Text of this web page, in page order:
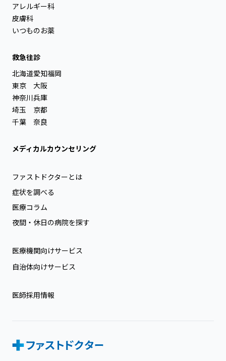
アレルギー科
皮膚科
いつものお薬
救急往診
北海道
東京
神奈川
埼玉
千葉
愛知
大阪
兵庫
京都
奈良
福岡
メディカルカウンセリング
ファストドクターとは
症状を調べる
医療コラム
夜間・休日の病院を探す
医療機関向けサービス
自治体向けサービス
医師採用情報